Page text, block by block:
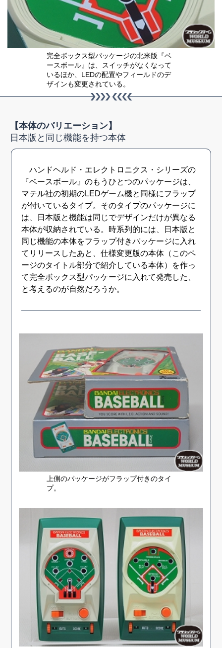
完全ボックス型パッケージの北米版『ベ
ースボール』は、スイッチがなくなって
いるほか、LEDの配置やフィールドのデ
ザインも変更されている。
【本体のバリエーション】
日本版と同じ機能を持つ本体
ハンドヘルド・エレクトロニクス・シリーズの
『ベースボール』のもうひとつのパッケージは、
マテル社の初期のLEDゲーム機と同様にフラップ
が付いているタイプ。そのタイプのパッケージに
は、日本版と機能は同じでデザインだけが異なる
本体が収納されている。時系列的には、日本版と
同じ機能の本体をフラップ付きパッケージに入れ
てリリースしたあと、仕様変更版の本体（このペ
ージのタイトル部分で紹介している本体）を作っ
て完全ボックス型パッケージに入れて発売した、
と考えるのが自然だろうか。
上側のパッケージがフラップ付きのタイ
プ。